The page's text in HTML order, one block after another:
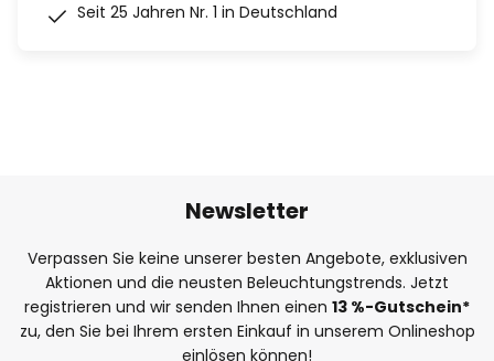
Seit 25 Jahren Nr. 1 in Deutschland
Newsletter
Verpassen Sie keine unserer besten Angebote, exklusiven
Aktionen und die neusten Beleuchtungstrends. Jetzt
registrieren und wir senden Ihnen einen 13 %-Gutschein*
zu, den Sie bei Ihrem ersten Einkauf in unserem Onlineshop
einlösen können!